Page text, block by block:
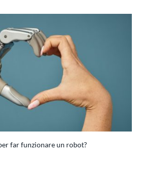
far funzionare un robot?